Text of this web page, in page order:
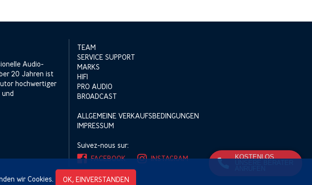
wir Cookies. OK, EINVERSTANDEN
Audio-
20 Jahren ist
hochwertiger
TEAM
SERVICE SUPPORT
MARKS
HIFI
PRO AUDIO
BROADCAST
ALLGEMEINE VERKAUFSBEDINGUNGEN
IMPRESSUM
Suivez-nous sur:
FACEBOOK
INSTAGRAM
KOSTENLOS